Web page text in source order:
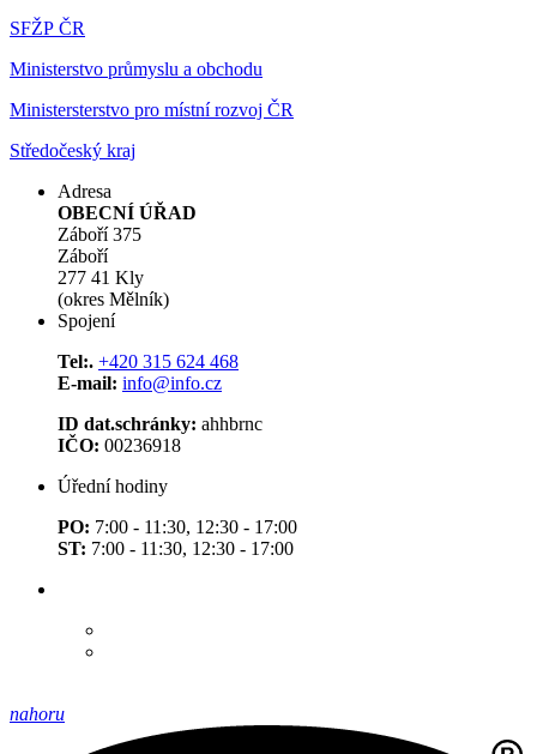
SFŽP ČR
Ministerstvo průmyslu a obchodu
Ministersterstvo pro místní rozvoj ČR
Středočeský kraj
Adresa
OBECNÍ ÚŘAD
Záboří 375
Záboří
277 41 Kly
(okres Mělník)
Spojení
Tel:. +420 315 624 468
E-mail: info@info.cz
ID dat.schránky: ahhbrnc
IČO: 00236918
Úřední hodiny
PO: 7:00 - 11:30, 12:30 - 17:00
ST: 7:00 - 11:30, 12:30 - 17:00
nahoru